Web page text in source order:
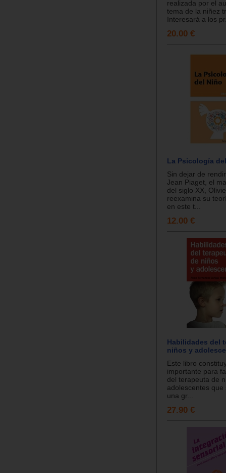
realizada por el
tema de la niñez
Interesará a los
20.00 €
La Psicología
Sin dejar de
Jean Piaget, el
del siglo XX,
reexamina su
en este t...
12.00 €
Habilidades del
niños y
Este libro
importante para
del terapeuta de
adolescentes
una gr...
27.90 €